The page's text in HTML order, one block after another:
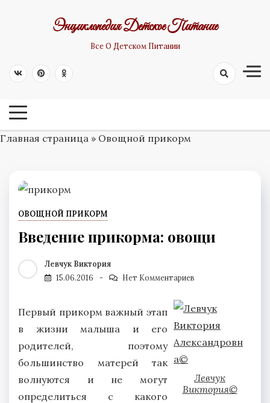
Энциклопедия Детское Питание
Все О Детском Питании
Главная страница » Овощной прикорм
ОВОЩНОЙ ПРИКОРМ
Введение прикорма: овощи
Левчук Виктория
15.06.2016
Нет Комментариев
Левчук
Виктория©
Первый прикорм важный этап
в жизни малыша и его
родителей, поэтому
большинство матерей так
волнуются и не могут
определиться с какого